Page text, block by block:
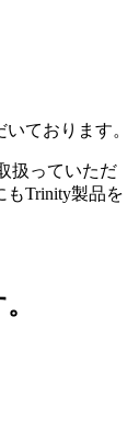
ております。
扱っていただ
Trinity製品を